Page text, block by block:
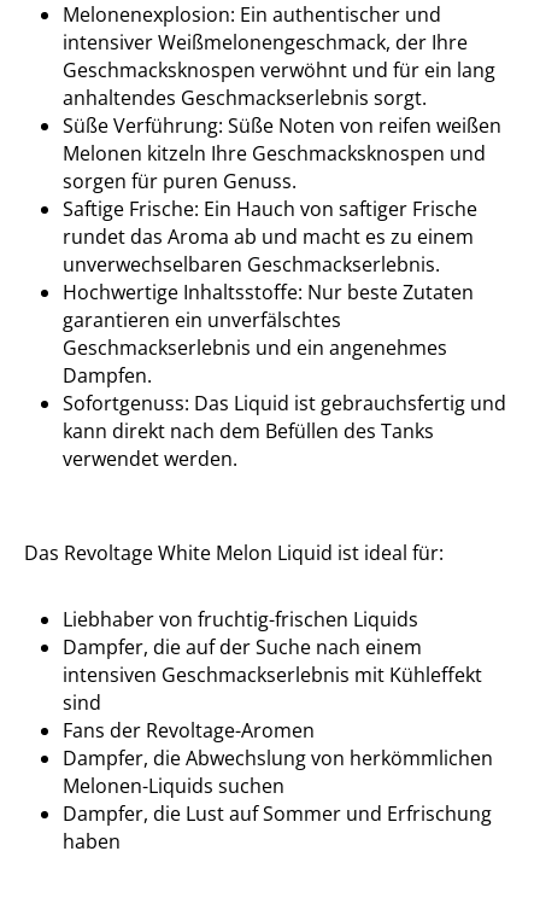
Melonenexplosion: Ein authentischer und
intensiver Weißmelonengeschmack, der Ihre
Geschmacksknospen verwöhnt und für ein lang
anhaltendes Geschmackserlebnis sorgt.
Süße Verführung: Süße Noten von reifen weißen
Melonen kitzeln Ihre Geschmacksknospen und
sorgen für puren Genuss.
Saftige Frische: Ein Hauch von saftiger Frische
rundet das Aroma ab und macht es zu einem
unverwechselbaren Geschmackserlebnis.
Hochwertige Inhaltsstoffe: Nur beste Zutaten
garantieren ein unverfälschtes
Geschmackserlebnis und ein angenehmes
Dampfen.
Sofortgenuss: Das Liquid ist gebrauchsfertig und
kann direkt nach dem Befüllen des Tanks
verwendet werden.
Das Revoltage White Melon Liquid ist ideal für:
Liebhaber von fruchtig-frischen Liquids
Dampfer, die auf der Suche nach einem
intensiven Geschmackserlebnis mit Kühleffekt
sind
Fans der Revoltage-Aromen
Dampfer, die Abwechslung von herkömmlichen
Melonen-Liquids suchen
Dampfer, die Lust auf Sommer und Erfrischung
haben